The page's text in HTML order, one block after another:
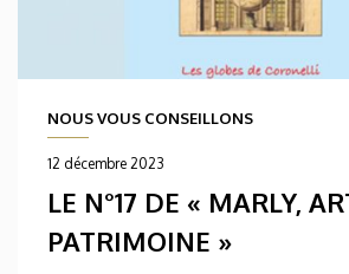
NOUS VOUS CONSEILLONS
12 décembre 2023
LE N°17 DE « MARLY,
PATRIMOINE »